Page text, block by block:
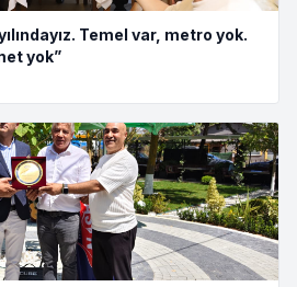
Temel var, metro yok.
yok”